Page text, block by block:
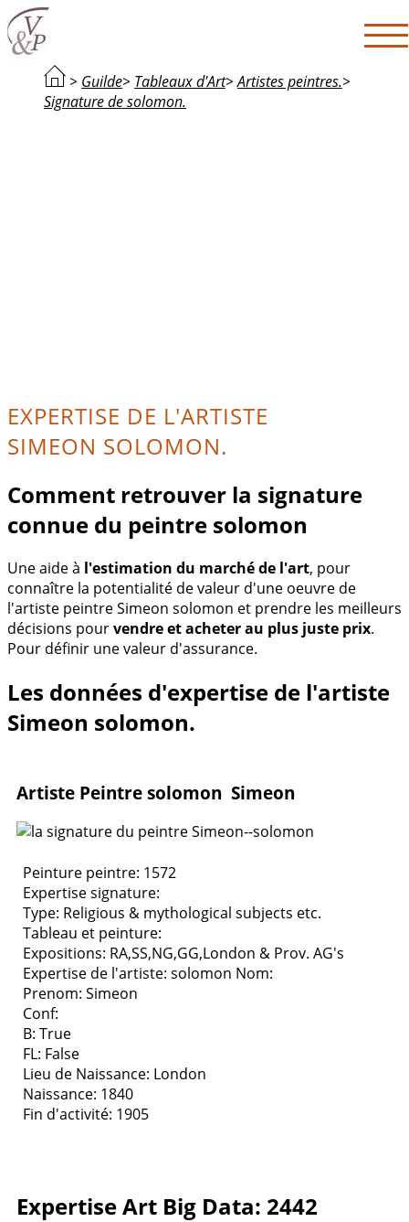
> Guilde> Tableaux d'Art>Artistes peintres.>
Signature de solomon.
EXPERTISE DE L'ARTISTE
SIMEON SOLOMON.
Comment retrouver la signature
connue du peintre solomon
Une aide à l'estimation du marché de l'art, pour
connaître la potentialité de valeur d'une oeuvre de
l'artiste peintre Simeon solomon et prendre les meilleurs
décisions pourvendre et acheter au plus juste prix.
Pour définir une valeur d'assurance.
Les données d'expertise de l'artiste
Simeon solomon.
Artiste Peintre solomon Simeon
Peinture peintre: 1572
Expertise signature:
Type: Religious & mythological subjects etc.
Tableau et peinture:
Expositions: RA,SS,NG,GG,London & Prov. AG's
Expertise de l'artiste: solomon Nom:
Prenom: Simeon
Conf:
B: True
FL: False
Lieu de Naissance: London
Naissance: 1840
Fin d'activité: 1905
Expertise Art Big Data: 2442